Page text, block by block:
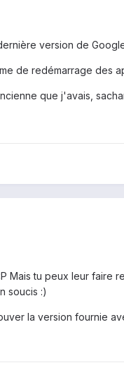
version de
de redémarrage des
que j'avais,
tu peux leur faire
soucis :)
la version fournie